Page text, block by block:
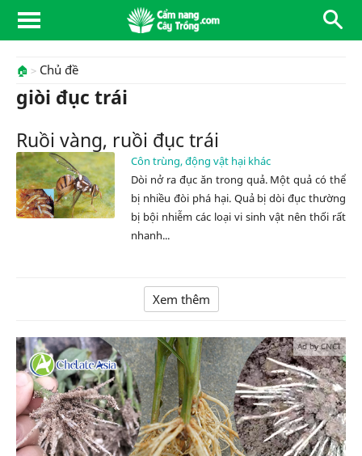
🏠 Chủ đề
giòi đục trái
Ruồi vàng, ruồi đục trái
Côn trùng, động vật hại khác
Dòi nở ra đục ăn trong quả. Một quả có thể
bị nhiều đòi phá hại. Quả bị dòi đục thường
bị bội nhiễm các loại vi sinh vật nên thối rất
nhanh...
Xem thêm
Ad by CNCT